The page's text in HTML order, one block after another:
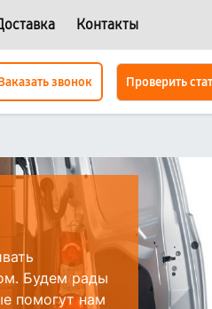
Контакты
звонок Проверить
Будем рады
помогут нам